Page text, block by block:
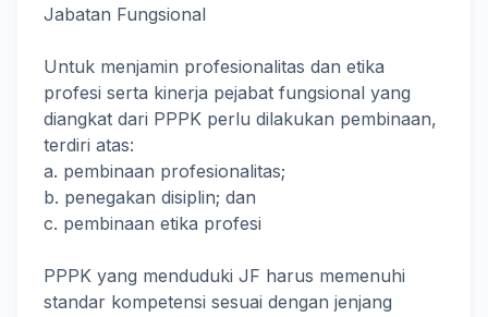
Jabatan Fungsional
Untuk menjamin profesionalitas dan etika
profesi serta kinerja pejabat fungsional yang
diangkat dari PPPK perlu dilakukan pembinaan,
terdiri atas:
a. pembinaan profesionalitas;
b. penegakan disiplin; dan
c. pembinaan etika profesi
PPPK yang menduduki JF harus memenuhi
standar kompetensi sesuai dengan jenjang